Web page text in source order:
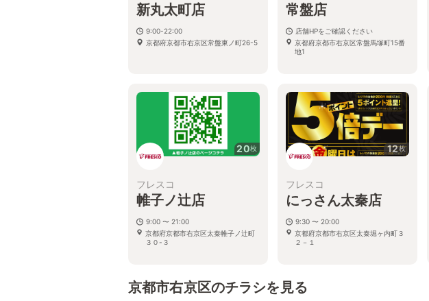
新丸太町店
9:00-22:00
京都府京都市右京区常盤東ノ町26-5
常盤店
店舗HPをご確認ください
京都府京都市右京区常盤馬塚町15番
地1
20枚
フレスコ
帷子ノ辻店
9:00 〜 21:00
京都府京都市右京区太秦帷子ノ辻町
３０-３
12枚
フレスコ
にっさん太秦店
9:30 〜 20:00
京都府京都市右京区太秦堀ヶ内町３
２－１
京都市右京区のチラシを見る